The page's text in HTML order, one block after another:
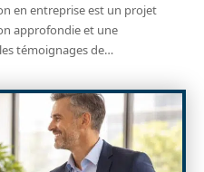
en entreprise est un projet
approfondie et une
témoignages de…